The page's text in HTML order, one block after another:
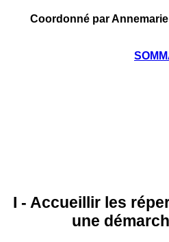
Coordonné par
I - Accueillir les
une